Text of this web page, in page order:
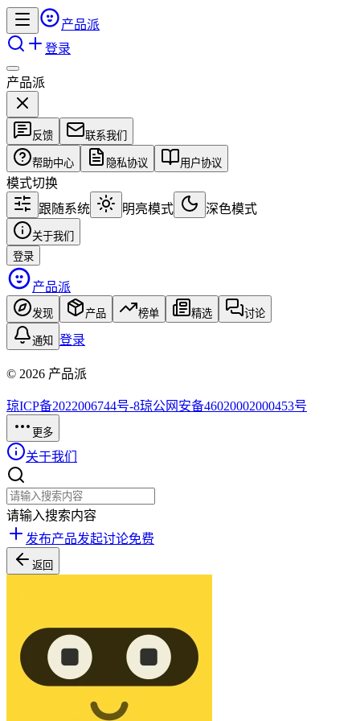
产品派
登录
产品派
反馈 联系我们
帮助中心 隐私协议 用户协议
模式切换
跟随系统
明亮模式 深色模式
关于我们
登录
产品派
发现 产品 榜单 精选 讨论
通知 登录
© 2026 产品派
琼ICP备2022006744号-8琼公网安备46020002000453号
更多
关于我们
请输入搜索内容
发布产品发起讨论免费
返回